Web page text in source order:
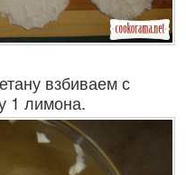
взбиваем с
1 лимона.